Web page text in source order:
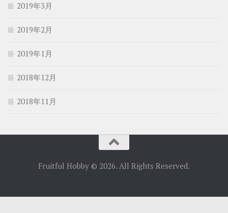
2019年3月
2019年2月
2019年1月
2018年12月
2018年11月
Fruitful Hobby © 2026. All Rights Reserved.